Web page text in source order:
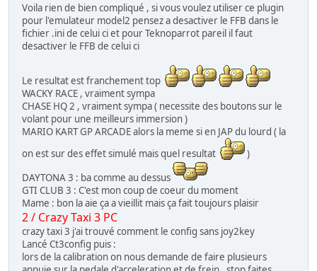
Voila rien de bien compliqué , si vous voulez utiliser ce plugin
pour l'emulateur model2 pensez a desactiver le FFB dans le
fichier .ini de celui ci et pour Teknoparrot pareil il faut
desactiver le FFB de celui ci
Le resultat est franchement top
WACKY RACE , vraiment sympa
CHASE HQ 2 , vraiment sympa ( necessite des boutons sur le
volant pour une meilleurs immersion )
MARIO KART GP ARCADE alors la meme si en JAP du lourd ( la
on est sur des effet simulé mais quel resultat
)
DAYTONA 3 : ba comme au dessus
GTI CLUB 3 : C'est mon coup de coeur du moment
Mame : bon la aie ça a vieillit mais ça fait toujours plaisir
2 / Crazy Taxi 3 PC
crazy taxi 3 j'ai trouvé comment le config sans joy2key
Lancé Ct3config puis :
lors de la calibration on nous demande de faire plusieurs